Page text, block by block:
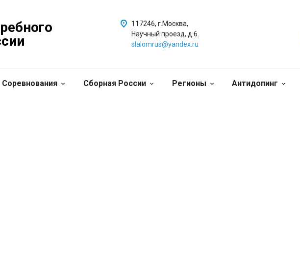
117246, г.Москва,
Научный проезд, д.6.
slalomrus@yandex.ru
Соревнования Сборная России Регионы Антидопинг